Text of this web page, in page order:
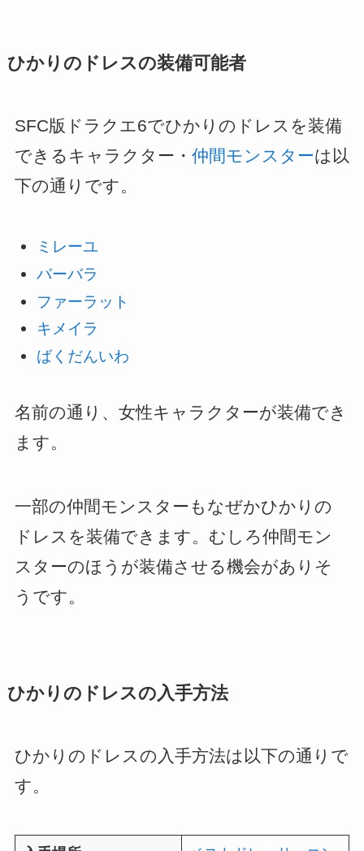
ひかりのドレスの装備可能者
SFC版ドラクエ6でひかりのドレスを装備
できるキャラクター・ 仲間モンスターは以
下の通りです。
ミレーユ
バーバラ
ファーラット
キメイラ
ばくだんいわ
名前の通り、女性キャラクターが装備でき
ます。
一部の仲間モンスターもなぜかひかりの
ドレスを装備できます。むしろ仲間モン
スターのほうが装備させる機会がありそ
うです。
ひかりのドレスの入手方法
ひかりのドレスの入手方法は以下の通りで
す。